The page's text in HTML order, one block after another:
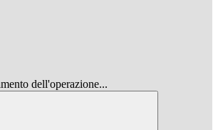
dell'operazione...